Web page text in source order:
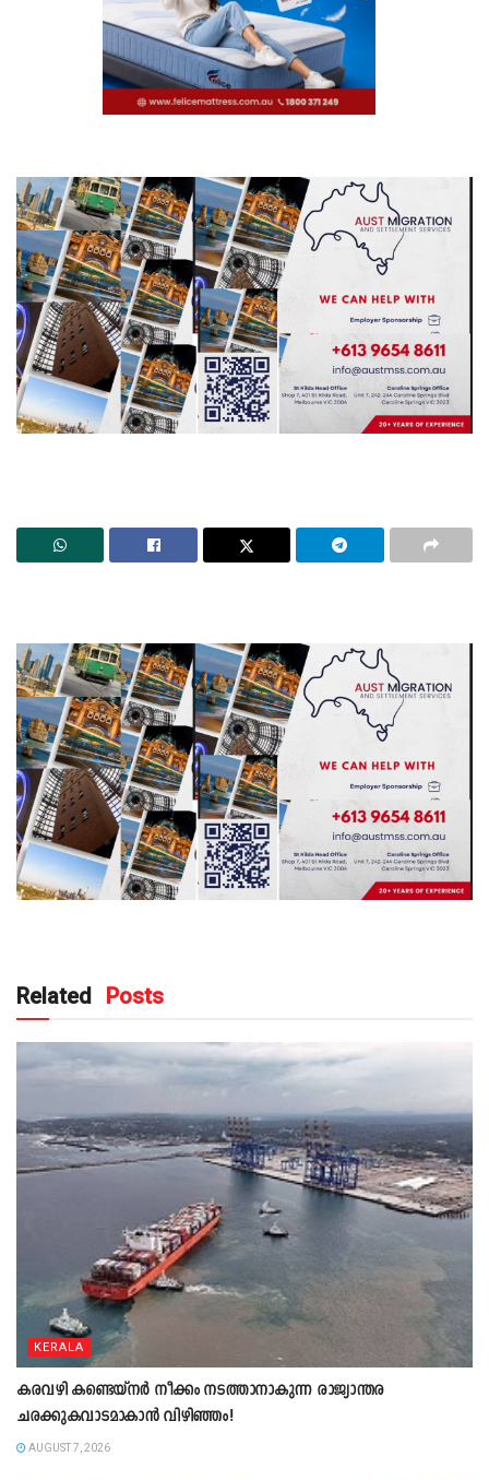
Related Posts
KERALA
കരവഴി കണ്ടെയ്നർ നീക്കം നടത്താനാകുന്ന രാജ്യാന്തര
ചരക്കുകവാടമാകാൻ വിഴിഞ്ഞം!
AUGUST 7, 2026